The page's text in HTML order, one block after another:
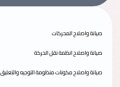
صيانة واصلاح المحركات
صيانة واصلاح انظمة نقل الحركة
صيانة واصلاح مكونات منظومة التوجيه والتعليق